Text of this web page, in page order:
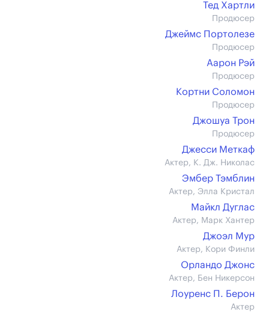
Тед Хартли
Продюсер
Джеймс Портолезе
Продюсер
Аарон Рэй
Продюсер
Кортни Соломон
Продюсер
Джошуа Трон
Продюсер
Джесси Меткаф
Актер, К. Дж. Николас
Эмбер Тэмблин
Актер, Элла Кристал
Майкл Дуглас
Актер, Марк Хантер
Джоэл Мур
Актер, Кори Финли
Орландо Джонс
Актер, Бен Никерсон
Лоуренс П. Берон
Актер